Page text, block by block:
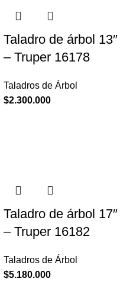
Taladro de árbol 13″
– Truper 16178
Taladros de Árbol
$2.300.000
Taladro de árbol 17″
– Truper 16182
Taladros de Árbol
$5.180.000